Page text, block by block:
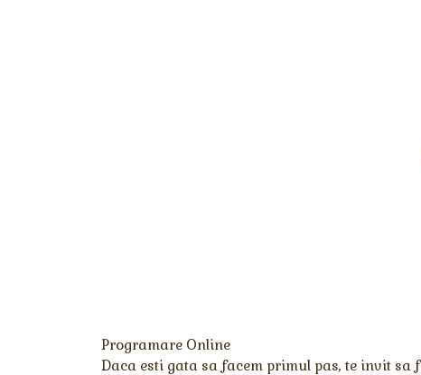
Programare Online
Daca esti gata sa facem primul pas, te invit sa